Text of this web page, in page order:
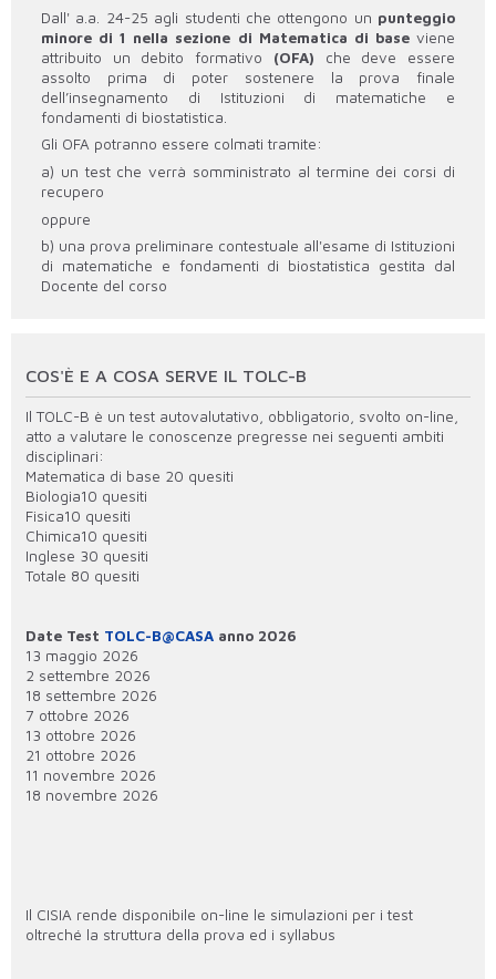
Dall' a.a. 24-25 agli studenti che ottengono un punteggio
minore di 1 nella sezione di Matematica di base viene
attribuito un debito formativo (OFA) che deve essere
assolto prima di poter sostenere la prova finale
dell’insegnamento di Istituzioni di matematiche e
fondamenti di biostatistica.
Gli OFA potranno essere colmati tramite:
a) un test che verrà somministrato al termine dei corsi di
recupero
oppure
b) una prova preliminare contestuale all'esame di Istituzioni
di matematiche e fondamenti di biostatistica gestita dal
Docente del corso
COS'È E A COSA SERVE IL TOLC-B
Il TOLC-B è un test autovalutativo, obbligatorio, svolto on-line,
atto a valutare le conoscenze pregresse nei seguenti ambiti
disciplinari:
Matematica di base 20 quesiti
Biologia10 quesiti
Fisica10 quesiti
Chimica10 quesiti
Inglese 30 quesiti
Totale 80 quesiti
Date Test TOLC-B@CASA anno 2026
13 maggio 2026
2 settembre 2026
18 settembre 2026
7 ottobre 2026
13 ottobre 2026
21 ottobre 2026
11 novembre 2026
18 novembre 2026
Il CISIA rende disponibile on-line le simulazioni per i test
oltreché la struttura della prova ed i syllabus